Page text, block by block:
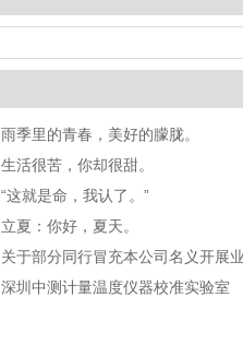
雨季里的青春，美好的朦胧。
生活很苦，你却很甜。
“这就是命，我认了。”
立夏：你好，夏天。
关于部分同行冒充本公司名义开展
深圳中测计量温度仪器校准实验室